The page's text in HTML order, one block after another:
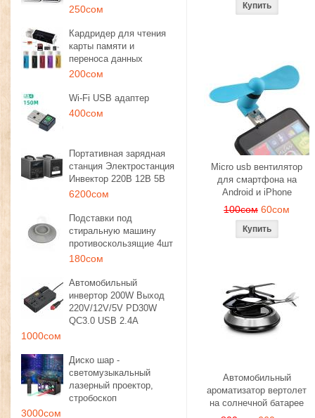
250сом
Кардридер для чтения
карты памяти и
переноса данных
200сом
Wi-Fi USB адаптер
400сом
Портативная зарядная
станция Электростанция
Инвектор 220В 12В 5В
6200сом
Подставки под
стиральную машину
противоскользящие 4шт
180сом
Автомобильный
инвертор 200W Выход
220V/12V/5V PD30W
QC3.0 USB 2.4A
1000сом
Диско шар -
светомузыкальный
лазерный проектор,
стробоскоп
3000сом
Micro usb вентилятор
для смартфона на
Android и iPhone
100сом 60сом
Автомобильный
ароматизатор вертолет
на солнечной батарее